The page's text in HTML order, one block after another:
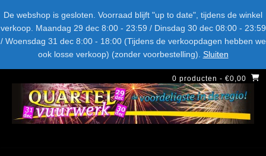
De webshop is gesloten. Voorraad blijft "up to date", tijdens de winkel
verkoop. Maandag 29 dec 8:00 - 23:59 / Dinsdag 30 dec 08:00 - 23:59
/ Woensdag 31 dec 8:00 - 18:00 (Tijdens de verkoopdagen hebben we
ook losse verkoop) (zonder voorbestelling). Sluiten
LEVERANCIERS TYPE AANBIEDINGEN CATEGORIE
NIEUW DIT JAAR
0 producten - €0,00